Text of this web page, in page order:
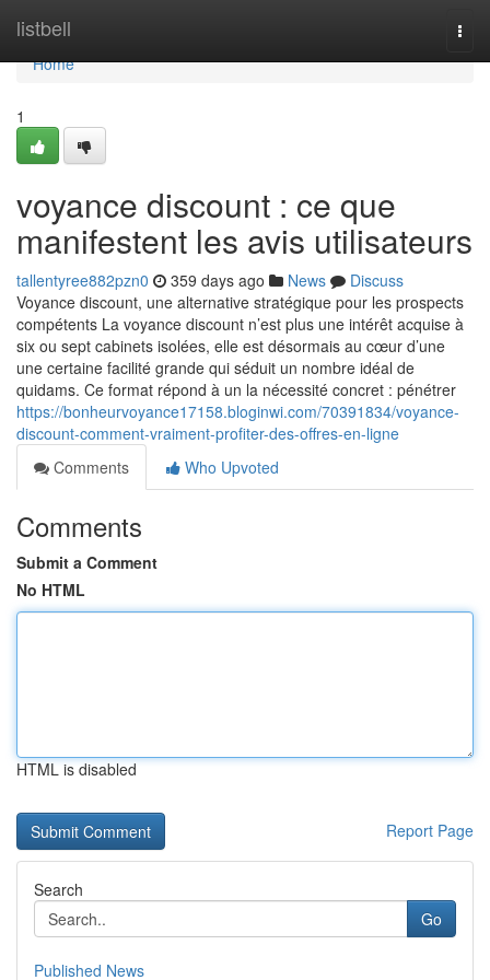
listbell
Home
Home
1
voyance discount : ce que
manifestent les avis utilisateurs
tallentyree882pzn0 359 days ago News
Discuss
Voyance discount, une alternative stratégique pour les prospects
compétents La voyance discount n’est plus une intérêt acquise à
six ou sept cabinets isolées, elle est désormais au cœur d’une
une certaine facilité grande qui séduit un nombre idéal de
quidams. Ce format répond à un la nécessité concret : pénétrer
https://bonheurvoyance17158.bloginwi.com/70391834/voyance-
discount-comment-vraiment-profiter-des-offres-en-ligne
Comments
Who Upvoted
Comments
Submit a Comment
No HTML
HTML is disabled
Report Page
Search
Go
Published News